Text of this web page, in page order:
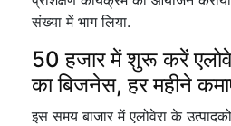
संख्या में भाग लिया.
50 हजार में शुरू करें
का बिजनेस, हर महीने
इस समय बाजार में एलोवेरा के